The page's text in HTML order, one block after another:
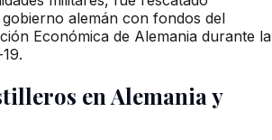
alemán con fondos del
Económica de Alemania durante la
en Alemania y